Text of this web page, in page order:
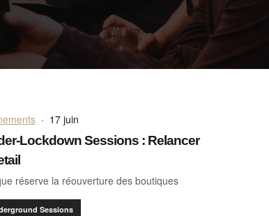
· 17 juin
Lockdown Sessions : Relancer
réserve la réouverture des boutiques
Sessions